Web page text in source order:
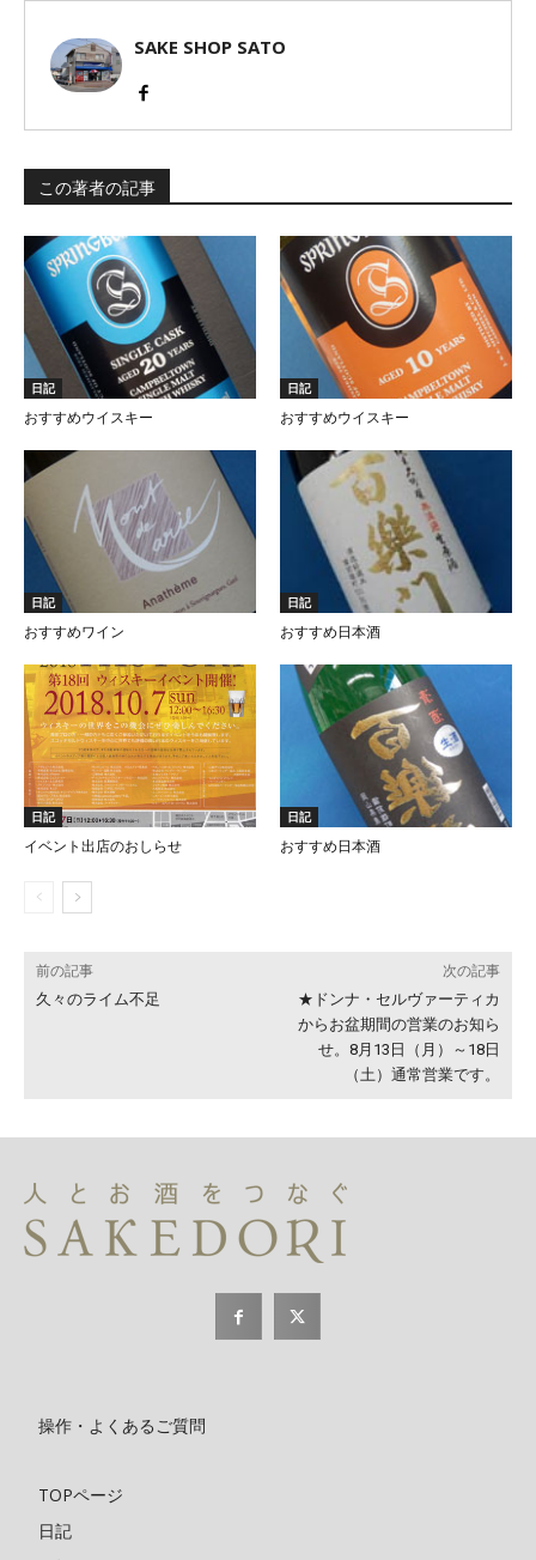
SAKE SHOP SATO
この著者の記事
日記
おすすめウイスキー
日記
おすすめウイスキー
日記
おすすめワイン
日記
おすすめ日本酒
日記
イベント出店のおしらせ
日記
おすすめ日本酒
前の記事
久々のライム不足
次の記事
★ドンナ・セルヴァーティカ
からお盆期間の営業のお知ら
せ。8月13日（月）～18日
（土）通常営業です。
操作・よくあるご質問
TOPページ
日記